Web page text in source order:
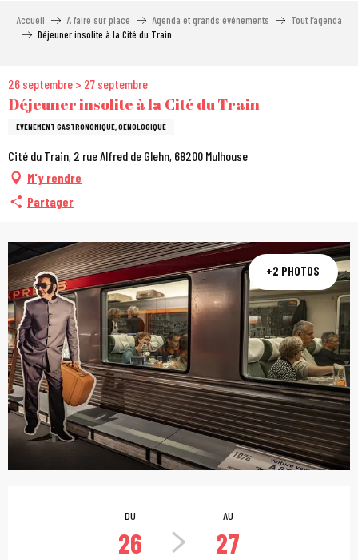
Accueil A faire sur place Agenda et grands événements
Tout l’agenda
Déjeuner insolite à la Cité du Train
26 septembre > 27 septembre
Déjeuner insolite à la Cité du Train
EVENEMENT GASTRONOMIQUE, OENOLOGIQUE
Cité du Train, 2 rue Alfred de Glehn, 68200 Mulhouse
M'y rendre
Partager
+2 PHOTOS
Ouverture et
DU
26
AU
27